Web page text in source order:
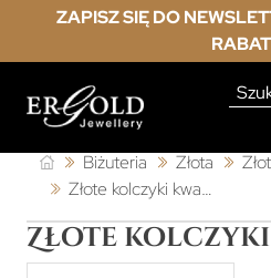
ZAPISZ SIĘ DO
Biżuteria Złota
Złote kolczyki kwadraty
Złote